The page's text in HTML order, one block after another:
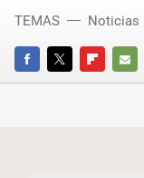
FACEBOOKTWITTERFLIPBOARD
E-
TEMAS Noticias